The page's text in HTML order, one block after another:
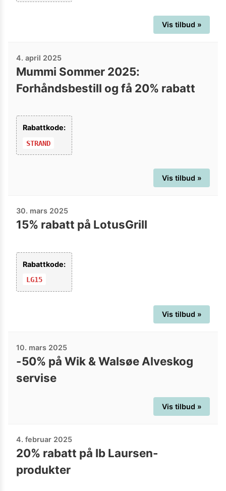
Vis tilbud »
4. april 2025
Mummi Sommer 2025:
Forhåndsbestill og få 20% rabatt
Rabattkode:
STRAND
Vis tilbud »
30. mars 2025
15% rabatt på LotusGrill
Rabattkode:
LG15
Vis tilbud »
10. mars 2025
-50% på Wik & Walsøe Alveskog
servise
Vis tilbud »
4. februar 2025
20% rabatt på Ib Laursen-
produkter